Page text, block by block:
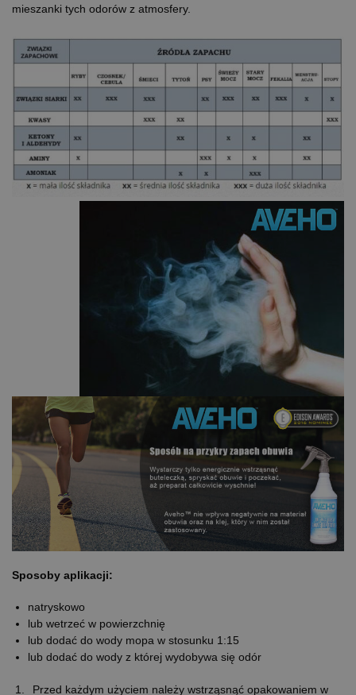
mieszanki tych odorów z atmosfery.
Sposoby aplikacji:
natryskowo
lub wetrzeć w powierzchnię
lub dodać do wody mopa w stosunku 1:15
lub dodać do wody z której wydobywa się odór
Przed każdym użyciem należy wstrząsnąć opakowaniem w